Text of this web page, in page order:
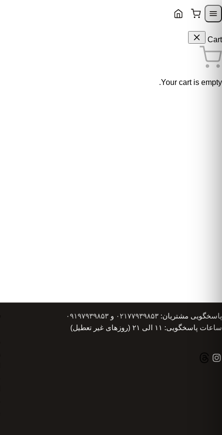
Skip to navigation
Cart
Your cart is empty.
پاسخگویی مشتریان: ۰۲۱۷۷۹۳۹۸۵۳ و ۰۹۱۹۷۹۳۹۸۵۳
ساعات پاسخگویی: ۱۱ الی ۲۱ (روزهای غیر تعطیل)